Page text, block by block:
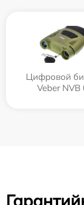
Цифровой
Veber NVB